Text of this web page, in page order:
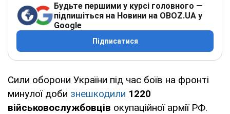
Будьте першими у курсі головного —
підпишіться на Новини на OBOZ.UA у
Google
Підписатися
Сили оборони України під час боїв на фронті
минулої доби знешкодили 1220
військовослужбовців окупаційної армії РФ.